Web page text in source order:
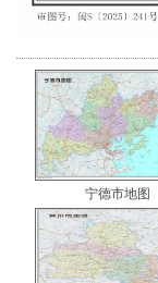
宁德市地图